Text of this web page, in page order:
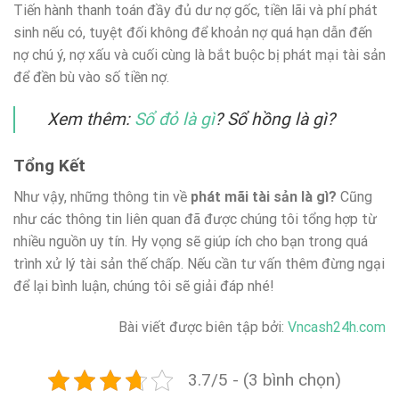
Tiến hành thanh toán đầy đủ dư nợ gốc, tiền lãi và phí phát
sinh nếu có, tuyệt đối không để khoản nợ quá hạn dẫn đến
nợ chú ý, nợ xấu và cuối cùng là bắt buộc bị phát mại tài sản
để đền bù vào số tiền nợ.
Xem thêm: Sổ đỏ là gì? Sổ hồng là gì?
Tổng Kết
Như vậy, những thông tin về phát mãi tài sản là gì? Cũng
như các thông tin liên quan đã được chúng tôi tổng hợp từ
nhiều nguồn uy tín. Hy vọng sẽ giúp ích cho bạn trong quá
trình xử lý tài sản thế chấp. Nếu cần tư vấn thêm đừng ngại
để lại bình luận, chúng tôi sẽ giải đáp nhé!
Bài viết được biên tập bởi: Vncash24h.com
3.7/5 - (3 bình chọn)